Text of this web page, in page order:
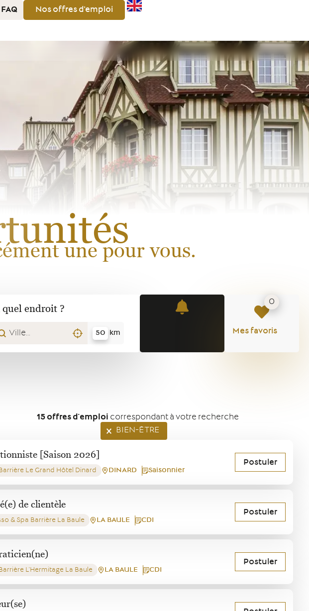
FAQ Nos offres d'emploi
une pour vous.
quel endroit ?
quel endroit ?
Localisez-moi
km
0
Mes favoris
15 offres d'emploi
BIEN-ÊTRE
[Saison 2026]
Le Grand Hôtel Dinard DINARD Saisonnier
Postuler
de clientèle
& Spa Barrière La Baule LA BAULE CDI
Postuler
L'Hermitage La Baule LA BAULE CDI
Postuler